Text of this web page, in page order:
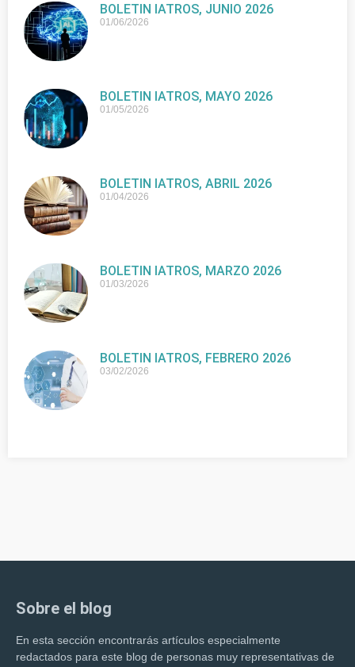
BOLETIN IATROS, JUNIO 2026
01/06/2026
BOLETIN IATROS, MAYO 2026
01/05/2026
BOLETIN IATROS, ABRIL 2026
01/04/2026
BOLETIN IATROS, MARZO 2026
01/03/2026
BOLETIN IATROS, FEBRERO 2026
03/02/2026
Sobre el blog
En esta sección encontrarás artículos especialmente
redactados para este blog de personas muy representativas de